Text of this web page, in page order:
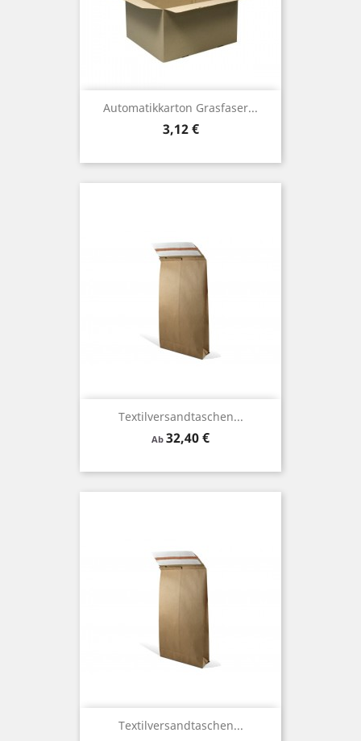
Automatikkarton Grasfaser...
Preis
3,12 €
Textilversandtaschen...
Ab Preis
32,40 €
Textilversandtaschen...